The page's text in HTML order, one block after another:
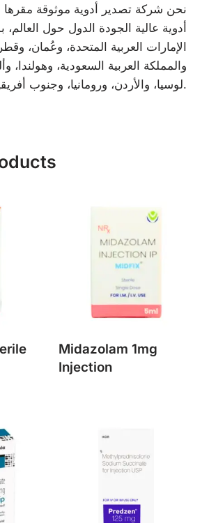
نحن شركة تصدير أدوية موثوقة مقرها
أدوية عالية الجودة الدول حول
الإمارات العربية المتحدة، وعُمان،
والمملكة العربية السعودية، وهولندا،
لوسيا، والأردن، ورومانيا، وجنوب أفريقيا، وغيرها الكثير.
Midazolam 1mg
Injection